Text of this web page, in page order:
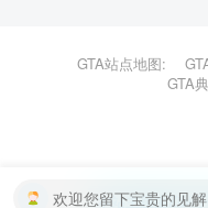
GTA站点地图:
GTA
欢迎您留下宝贵的见解
本站主题由Zibll